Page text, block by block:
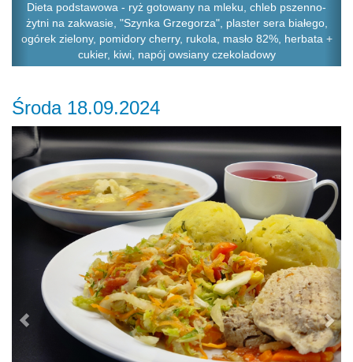
Dieta podstawowa - ryż gotowany na mleku, chleb pszenno-
żytni na zakwasie, "Szynka Grzegorza", plaster sera białego,
ogórek zielony, pomidory cherry, rukola, masło 82%, herbata +
cukier, kiwi, napój owsiany czekoladowy
Środa 18.09.2024
Previous